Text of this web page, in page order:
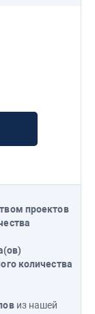
проектов
количества
из нашей